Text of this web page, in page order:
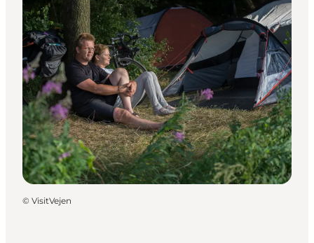
© VisitVejen